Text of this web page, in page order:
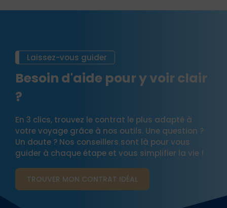
Laissez-vous guider
Besoin d'aide pour y voir clair
?
En 3 clics, trouvez le contrat le plus adapté à
votre voyage grâce à nos outils. Une question ?
Un doute ? Nos conseillers sont là pour vous
guider à chaque étape et vous simplifier la vie !
TROUVER MON CONTRAT​ IDÉAL